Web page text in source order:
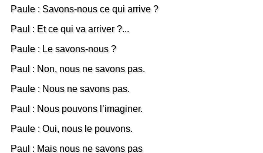
Paule : Savons-nous ce qui arrive ?
Paul : Et ce qui va arriver ?...
Paule : Le savons-nous ?
Paul : Non, nous ne savons pas.
Paule : Nous ne savons pas.
Paul : Nous pouvons l’imaginer.
Paule : Oui, nous le pouvons.
Paul : Mais nous ne savons pas